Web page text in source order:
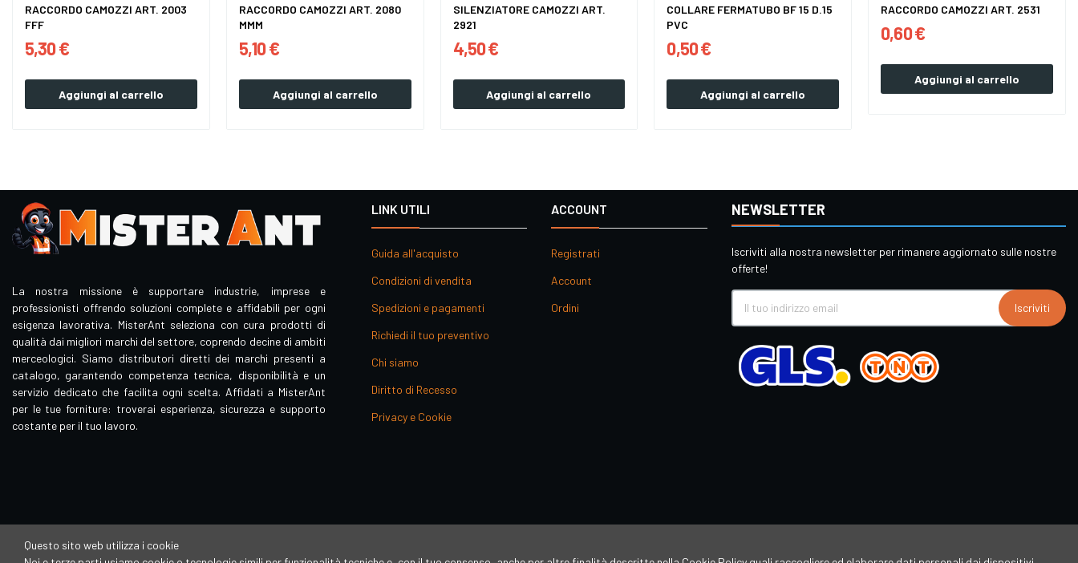
RACCORDO CAMOZZI ART. 2003
FFF
5,30 €
Aggiungi al carrello
RACCORDO CAMOZZI ART. 2080
MMM
5,10 €
Aggiungi al carrello
SILENZIATORE CAMOZZI ART.
2921
4,50 €
Aggiungi al carrello
COLLARE FERMATUBO BF 15 D.15
PVC
0,50 €
Aggiungi al carrello
RACCORDO CAMOZZI ART. 2531
0,60 €
Aggiungi al carrello
La nostra missione è supportare industrie, imprese e
professionisti offrendo soluzioni complete e affidabili per ogni
esigenza lavorativa. MisterAnt seleziona con cura prodotti di
qualità dai migliori marchi del settore, coprendo decine di ambiti
merceologici. Siamo distributori diretti dei marchi presenti a
catalogo, garantendo competenza tecnica, disponibilità e un
servizio dedicato che facilita ogni scelta. Affidati a MisterAnt
per le tue forniture: troverai esperienza, sicurezza e supporto
costante per il tuo lavoro.
LINK UTILI
Guida all'acquisto
Condizioni di vendita
Spedizioni e pagamenti
Richiedi il tuo preventivo
Chi siamo
Diritto di Recesso
Privacy e Cookie
ACCOUNT
Registrati
Account
Ordini
NEWSLETTER
Iscriviti alla nostra newsletter per rimanere aggiornato sulle nostre
offerte!
Iscriviti
Questo sito web utilizza i cookie